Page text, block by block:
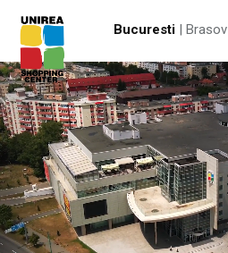
Bucuresti | Brasov